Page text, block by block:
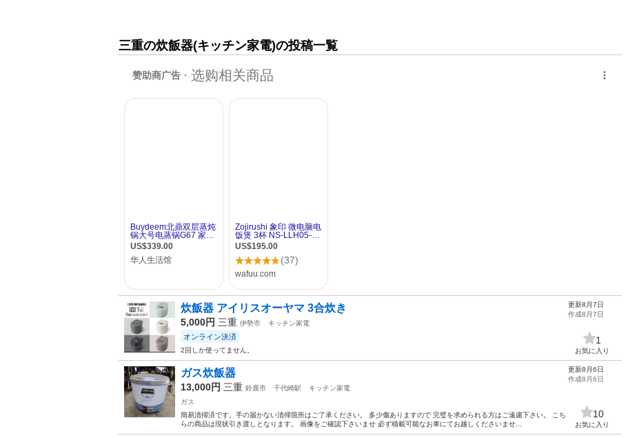
三重の炊飯器(キッチン家電)の投稿一覧
炊飯器 アイリスオーヤマ 3合炊き
5,000円 三重 伊勢市 キッチン家電
オンライン決済
2回しか使ってません。
更新8月7日
作成8月7日
1
お気に入り
ガス炊飯器
13,000円 三重 鈴鹿市 千代崎駅
キッチン家電
ガス
簡易清掃済です。手の届かない清掃箇所はご了承ください。 多少傷ありますので 完璧を求められる方はご遠慮下さい。 こち
らの商品は現状引き渡しとなります。 画像をご確認下さいませ 必ず積載可能なお車にてお越しくださいませ...
更新8月6日
作成8月6日
10
お気に入り